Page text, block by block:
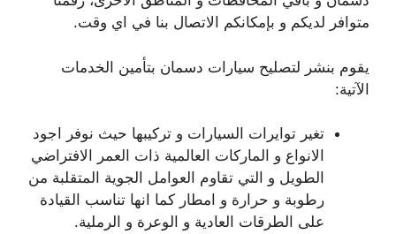
متوافر لديكم و بإمكانكم الاتصال بنا في اي وقت.
يقوم بنشر لتصليح سيارات دسمان بتأمين الخدمات
الآتية:
تغير توايرات السيارات و تركيبها حيث نوفر اجود
الانواع و الماركات العالمية ذات العمر الافتراضي
الطويل و التي تقاوم العوامل الجوية المتقلبة من
رطوبة و حرارة و امطار كما انها تناسب القيادة
على الطرقات العادية و الوعرة و الرملية.